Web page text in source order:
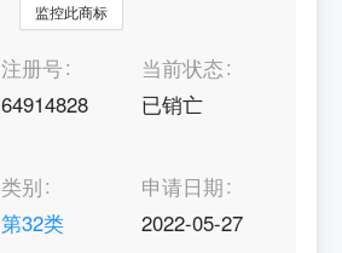
监控此商标
注册号
64914828
当前状态
已销亡
类别
第32类
申请日期
2022-05-27